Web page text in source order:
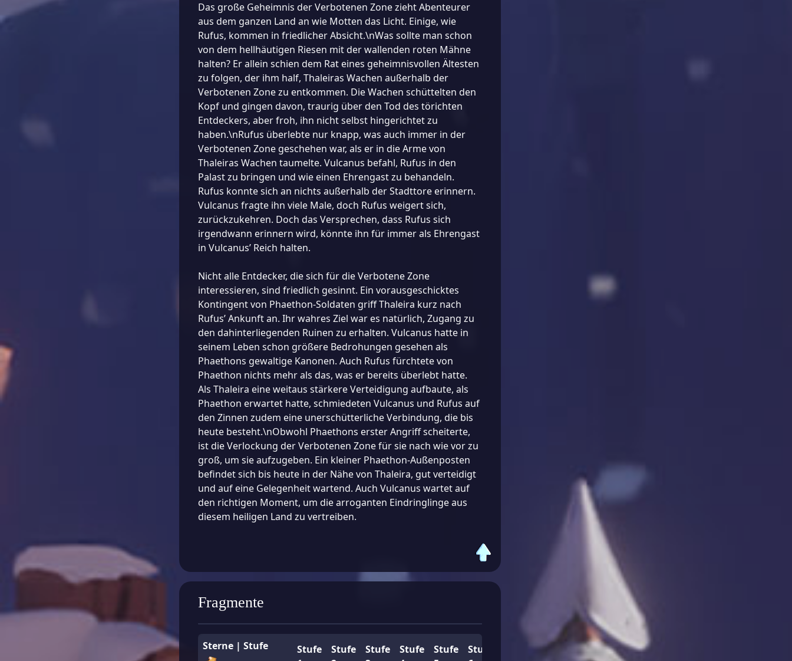
Das große Geheimnis der Verbotenen Zone zieht Abenteurer
aus dem ganzen Land an wie Motten das Licht. Einige, wie
Rufus, kommen in friedlicher Absicht.\nWas sollte man schon
von dem hellhäutigen Riesen mit der wallenden roten Mähne
halten? Er allein schien dem Rat eines geheimnisvollen Ältesten
zu folgen, der ihm half, Thaleiras Wachen außerhalb der
Verbotenen Zone zu entkommen. Die Wachen schüttelten den
Kopf und gingen davon, traurig über den Tod des törichten
Entdeckers, aber froh, ihn nicht selbst hingerichtet zu
haben.\nRufus überlebte nur knapp, was auch immer in der
Verbotenen Zone geschehen war, als er in die Arme von
Thaleiras Wachen taumelte. Vulcanus befahl, Rufus in den
Palast zu bringen und wie einen Ehrengast zu behandeln.
Rufus konnte sich an nichts außerhalb der Stadttore erinnern.
Vulcanus fragte ihn viele Male, doch Rufus weigert sich,
zurückzukehren. Doch das Versprechen, dass Rufus sich
irgendwann erinnern wird, könnte ihn für immer als Ehrengast
in Vulcanus’ Reich halten.
Nicht alle Entdecker, die sich für die Verbotene Zone
interessieren, sind friedlich gesinnt. Ein vorausgeschicktes
Kontingent von Phaethon-Soldaten griff Thaleira kurz nach
Rufus’ Ankunft an. Ihr wahres Ziel war es natürlich, Zugang zu
den dahinterliegenden Ruinen zu erhalten. Vulcanus hatte in
seinem Leben schon größere Bedrohungen gesehen als
Phaethons gewaltige Kanonen. Auch Rufus fürchtete von
Phaethon nichts mehr als das, was er bereits überlebt hatte.
Als Thaleira eine weitaus stärkere Verteidigung aufbaute, als
Phaethon erwartet hatte, schmiedeten Vulcanus und Rufus auf
den Zinnen zudem eine unerschütterliche Verbindung, die bis
heute besteht.\nObwohl Phaethons erster Angriff scheiterte,
ist die Verlockung der Verbotenen Zone für sie nach wie vor zu
groß, um sie aufzugeben. Ein kleiner Phaethon-Außenposten
befindet sich bis heute in der Nähe von Thaleira, gut verteidigt
und auf eine Gelegenheit wartend. Auch Vulcanus wartet auf
den richtigen Moment, um die arroganten Eindringlinge aus
diesem heiligen Land zu vertreiben.
Fragmente
Sterne | Stufe
Stufe
Stufe
Stufe
Stufe
Stufe
Stufe